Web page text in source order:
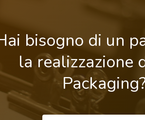
bisogno di un
la realizzazione